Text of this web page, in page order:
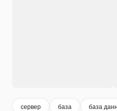
сервер база база